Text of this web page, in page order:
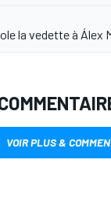
la vedette à Álex
VOIR PLUS &